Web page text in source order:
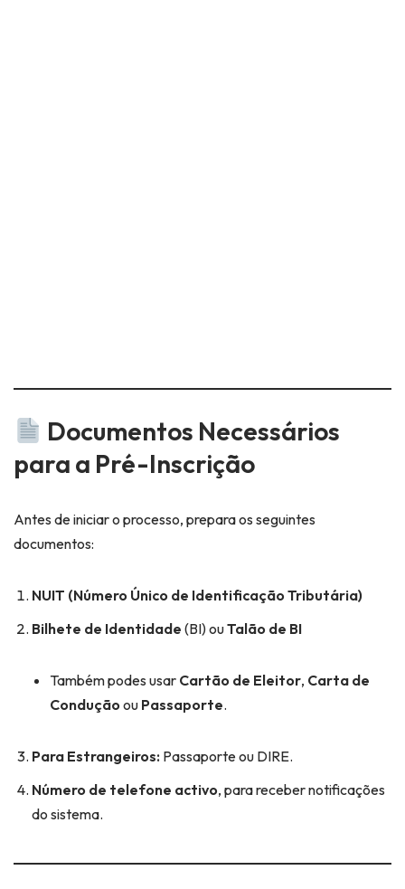
Documentos Necessários
para a Pré-Inscrição
Antes de iniciar o processo, prepara os seguintes
documentos:
NUIT (Número Único de Identificação Tributária)
Bilhete de Identidade (BI) ouTalão de BI
Também podes usar Cartão de Eleitor, Carta de
Condução ou Passaporte.
Para Estrangeiros: Passaporte ou DIRE.
Número de telefone activo, para receber notificações
do sistema.